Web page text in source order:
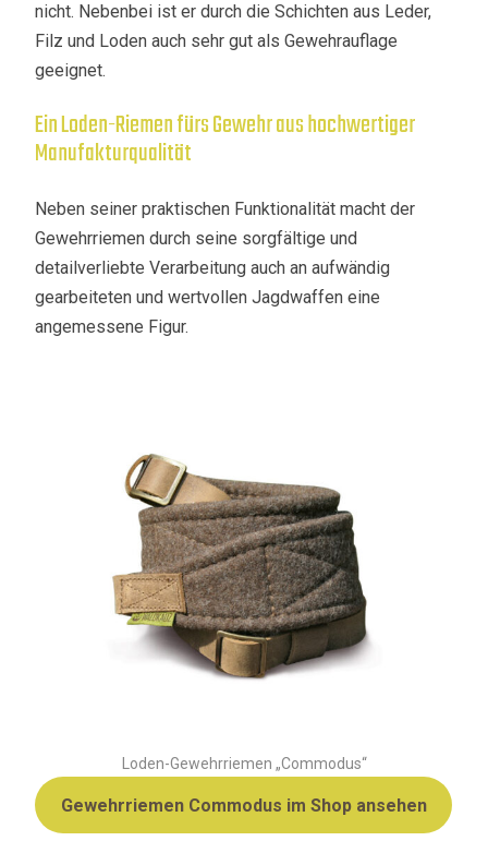
nicht. Nebenbei ist er durch die Schichten aus Leder,
Filz und Loden auch sehr gut als Gewehrauflage
geeignet.
Ein Loden-Riemen fürs Gewehr aus hochwertiger
Manufakturqualität
Neben seiner praktischen Funktionalität macht der
Gewehrriemen durch seine sorgfältige und
detailverliebte Verarbeitung auch an aufwändig
gearbeiteten und wertvollen Jagdwaffen eine
angemessene Figur.
Loden-Gewehrriemen „Commodus“
Gewehrriemen Commodus im Shop ansehen